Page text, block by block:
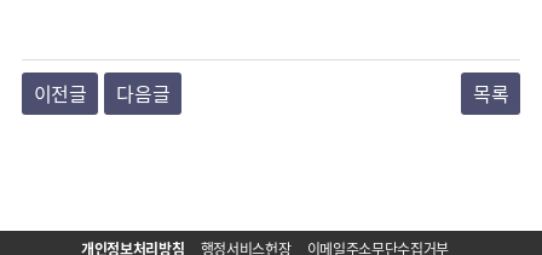
이전글 다음글 목록
개인정보처리방침 행정서비스헌장 이메일주소무단수집거부